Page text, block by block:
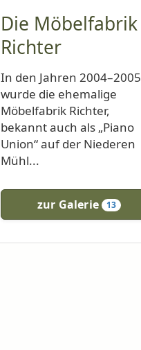
Die Möbelfabrik
Richter
In den Jahren 2004–2005
wurde die ehemalige
Möbelfabrik Richter,
bekannt auch als „Piano
Union“ auf der Niederen
Mühl...
zur Galerie 13